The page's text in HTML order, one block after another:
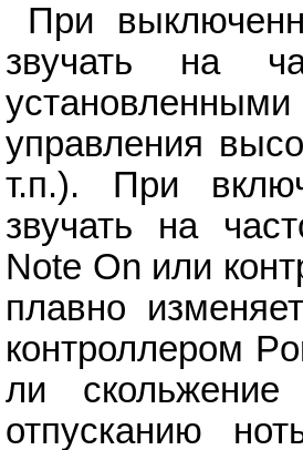
При
звучать на
управления
т.п.). При
звучать на
Note On или
плавно
контроллером
ли
отпусканию